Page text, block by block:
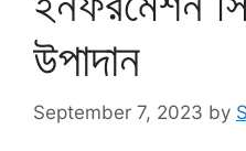
উপাদান
September 7, 2023 by